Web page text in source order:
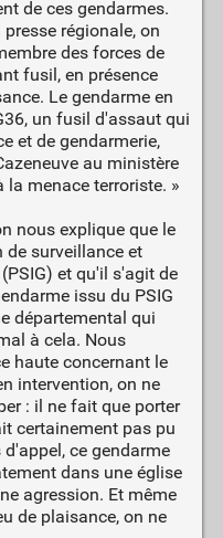
de ces gendarmes.
régionale, on
des forces de
fusil, en présence
Le gendarme en
un fusil d'assaut qui
et de gendarmerie,
au ministère
menace terroriste. »
nous explique que le
de surveillance et
et qu'il s'agit de
issu du PSIG
départemental qui
à cela. Nous
haute concernant le
intervention, on ne
: il ne fait que porter
certainement pas pu
ce gendarme
dans une église
agression. Et même
de plaisance, on ne